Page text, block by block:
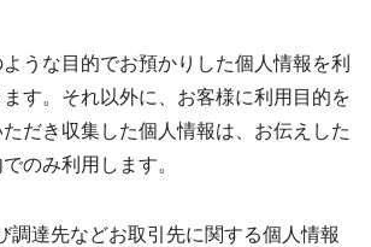
うな目的でお預かりした個人情報を利
す。それ以外に、お客様に利用目的を
だき収集した個人情報は、お伝えした
のみ利用します。
調達先などお取引先に関する個人情報